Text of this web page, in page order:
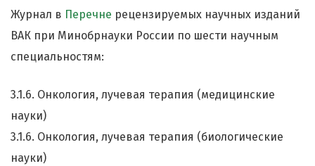
Журнал в Перечне рецензируемых научных изданий
ВАК при Минобрнауки России по шести научным
специальностям:
3.1.6. Онкология, лучевая терапия (медицинские
науки)
3.1.6. Онкология, лучевая терапия (биологические
науки)